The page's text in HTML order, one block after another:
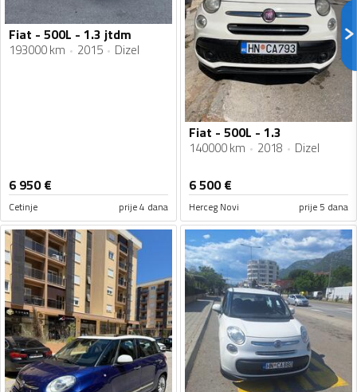
Fiat - 500L - 1.3 jtdm
193000 km 2015 Dizel
6 950€
Cetinje prije 4 dana
Fiat - 500L - 1.3
140000 km 2018 Dizel
6 500€
Herceg Novi prije 5 dana